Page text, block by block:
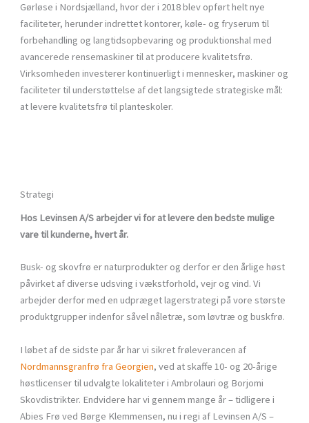
Gørløse i Nordsjælland, hvor der i 2018 blev opført helt nye
faciliteter, herunder indrettet kontorer, køle- og fryserum til
forbehandling og langtidsopbevaring og produktionshal med
avancerede rensemaskiner til at producere kvalitetsfrø.
Virksomheden investerer kontinuerligt i mennesker, maskiner og
faciliteter til understøttelse af det langsigtede strategiske mål:
at levere kvalitetsfrø til planteskoler.
Strategi
Hos Levinsen A/S arbejder vi for at levere den bedste mulige
vare til kunderne, hvert år.
Busk- og skovfrø er naturprodukter og derfor er den årlige høst
påvirket af diverse udsving i vækstforhold, vejr og vind. Vi
arbejder derfor med en udpræget lagerstrategi på vore største
produktgrupper indenfor såvel nåletræ, som løvtræ og buskfrø.
I løbet af de sidste par år har vi sikret frøleverancen af
Nordmannsgranfrø fra Georgien, ved at skaffe 10- og 20-årige
høstlicenser til udvalgte lokaliteter i Ambrolauri og Borjomi
Skovdistrikter. Endvidere har vi gennem mange år – tidligere i
Abies Frø ved Børge Klemmensen, nu i regi af Levinsen A/S –